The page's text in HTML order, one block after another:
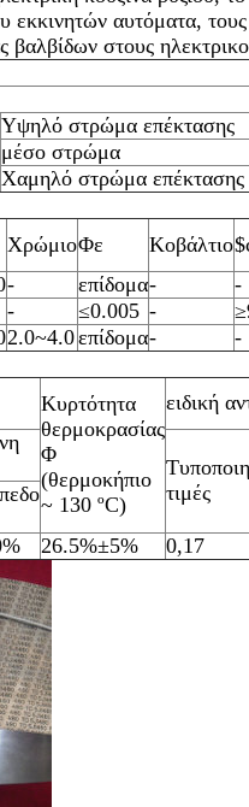
εκκινητών αυτόματα,
βαλβίδων στους
Υψηλό στρώμα επέκτασης
μέσο στρώμα
Χαμηλό στρώμα επέκτασης
ΧρώμιοΦε Κοβάλτιο
- επίδομα- -
- ≤0.005 -
2.0~4.0επίδομα- -
Κυρτότητα
θερμοκρασίας
Φ
(θερμοκήπιο
~ 130 ºC)
ειδική
τιμές
26.5%±5% 0,17